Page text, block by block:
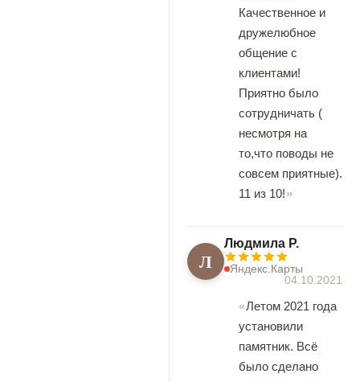
Качественное и
дружелюбное
общение с
клиентами!
Приятно было
сотрудничать (
несмотря на
то,что поводы не
совсем приятные).
11 из 10!
Л
Людмила Р.
Яндекс.Карты
04.10.2021
Летом 2021 года
установили
памятник. Всё
было сделано